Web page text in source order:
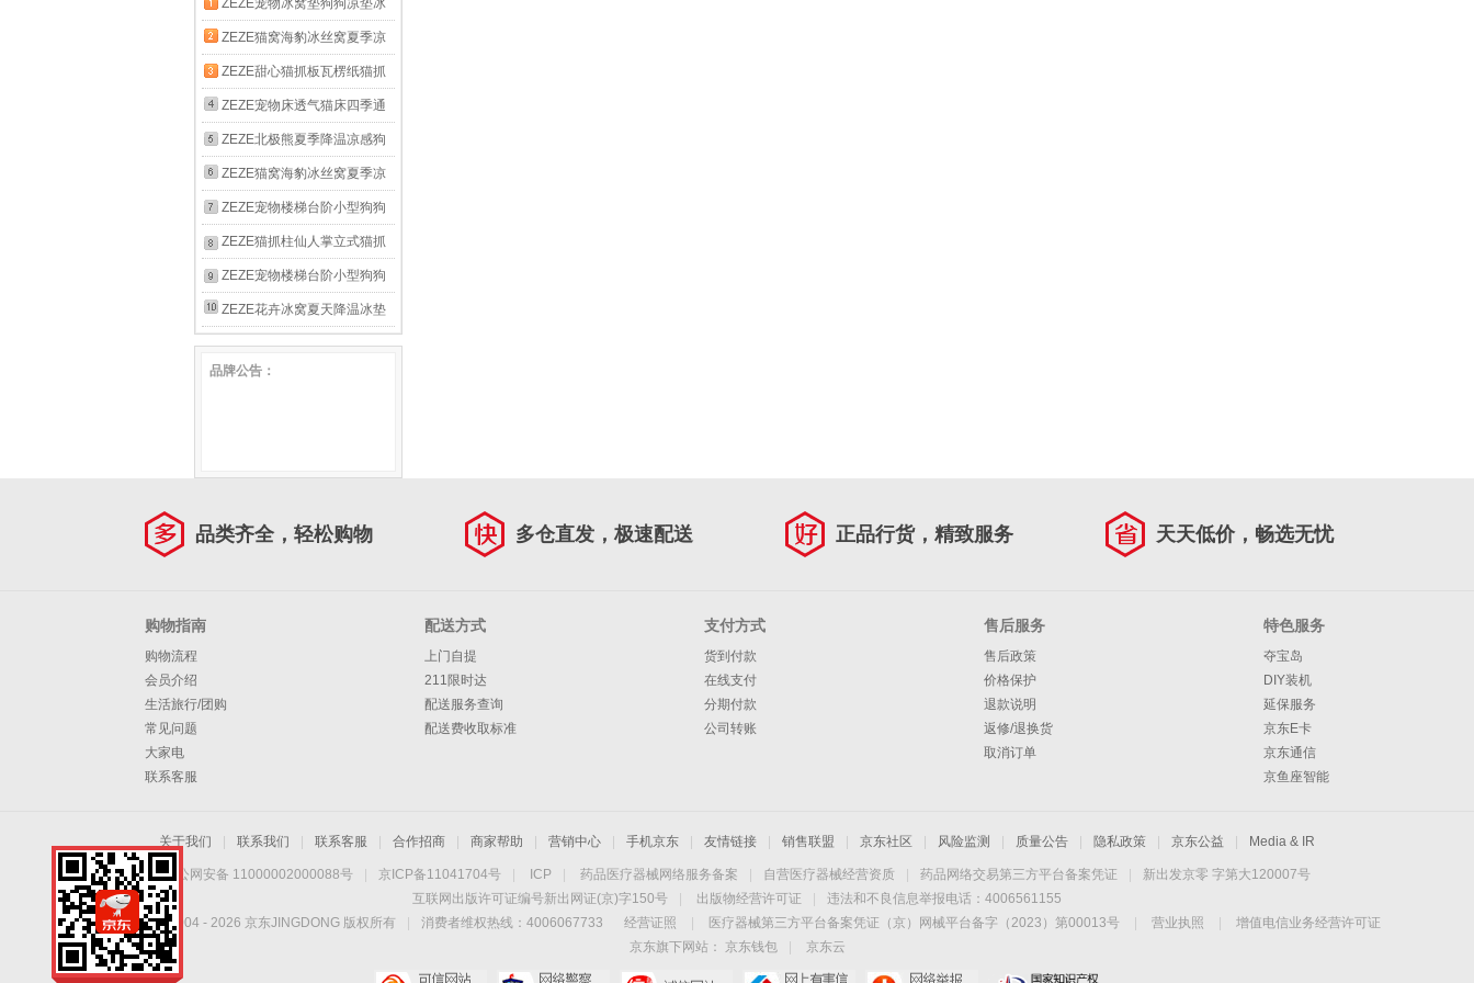
ZEZE宠物冰窝垫狗狗凉垫冰
床猫窝猫咪睡觉用凉席夏季睡
垫夏天降温 棋盘格冰垫-粉绿
格纹
ZEZE猫窝海豹冰丝窝夏季凉
窝高低弧度可枕猫垫子 鲸鱼
冰床大号【15斤以内适用】
ZEZE甜心猫抓板瓦楞纸猫抓
垫猫玩具不掉屑耐抓耐磨猫爪
板磨爪神器 霓虹甜心瓦楞纸
抓板【42*22*4cm】
ZEZE宠物床透气猫床四季通
用可拆洗可爱宠物沙发床猫咪
窝凉感狗窝 抱抱沙发【适用
于15斤内宠物】
ZEZE北极熊夏季降温凉感狗
窝宠物冰垫可水洗狗狗凉垫冰
窝冰垫床 蜜瓜冰沙宠物床
ZEZE猫窝海豹冰丝窝夏季凉
窝高低弧度可枕猫垫子 加大
款海豹凉窝(25斤内狗狗适用)
ZEZE宠物楼梯台阶小型狗狗
上下床梯子高龄犬床边爬梯可
拆洗海绵 四层缓坡款 | 40cm
高
ZEZE猫抓柱仙人掌立式猫抓
板猫咪猫树猫爬柱猫爪板 仙
人掌 | 65cm高 经典款
ZEZE宠物楼梯台阶小型狗狗
上下床梯子高龄犬床边爬梯可
高
ZEZE花卉冰窝夏天降温冰垫
狗狗凉垫猫咪睡眠凉席垫子夏
季猫咪用品 花卉格纹宠物冰
品牌公告：
品类齐全，轻松购物 多仓直发，极速配送 正品行货，精致服务 天天低价，畅选无忧
购物指南
购物流程
会员介绍
生活旅行/团购
常见问题
大家电
联系客服
配送方式
上门自提
211限时达
配送服务查询
配送费收取标准
支付方式
货到付款
在线支付
分期付款
公司转账
售后服务
售后政策
价格保护
退款说明
返修/退换货
取消订单
特色服务
夺宝岛
DIY装机
延保服务
京东E卡
京东通信
京鱼座智能
关于我们 联系我们 联系客服 合作招商 商家帮助 营销中心 手机京东 友情链接 销售联盟 京东社区 风险监测 质量公告 隐私政策 京东公益 Media & IR
京公网安备 11000002000088号 京ICP备11041704号 ICP 药品医疗器械网络服务备案 自营医疗器械经营资质 药品网络交易第三方平台备案凭证
新出发京零 字第大120007号
互联网出版许可证编号新出网证(京)字150号
出版物经营许可证
违法和不良信息举报电话：4006561155
Copyright © 2004 - 2026 京东JINGDONG 版权所有 消费者维权热线：4006067733 经营证照 医疗器械第三方平台备案凭证（京）网械平台备字（2023）第00013号 营业执照
增值电信业务经营许可证
京东旗下网站：
京东钱包 京东云